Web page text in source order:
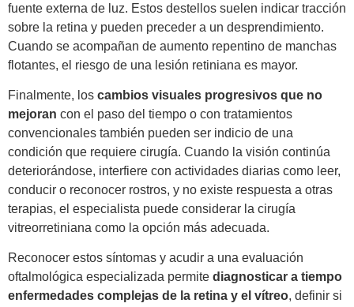
fuente externa de luz. Estos destellos suelen indicar tracción
sobre la retina y pueden preceder a un desprendimiento.
Cuando se acompañan de aumento repentino de manchas
flotantes, el riesgo de una lesión retiniana es mayor.
Finalmente, los cambios visuales progresivos que no
mejoran con el paso del tiempo o con tratamientos
convencionales también pueden ser indicio de una
condición que requiere cirugía. Cuando la visión continúa
deteriorándose, interfiere con actividades diarias como leer,
conducir o reconocer rostros, y no existe respuesta a otras
terapias, el especialista puede considerar la cirugía
vitreorretiniana como la opción más adecuada.
Reconocer estos síntomas y acudir a una evaluación
oftalmológica especializada permite diagnosticar a tiempo
enfermedades complejas de la retina y el vítreo, definir si